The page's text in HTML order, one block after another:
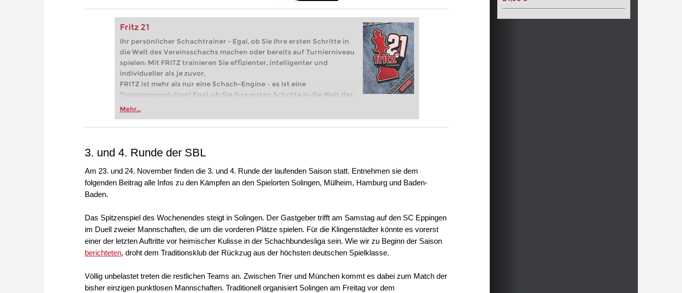
Fritz 21
Ihr persönlicher Schachtrainer - Egal, ob Sie Ihre ersten Schritte in
die Welt des Vereinsschachs machen oder bereits auf Turnierniveau
spielen: Mit FRITZ trainieren Sie effizienter, intelligenter und
individueller als je zuvor.
FRITZ ist mehr als nur eine Schach-Engine – es ist eine
Trainingsrevolution! Egal, ob Sie Ihre ersten Schritte in die Welt des
Vereinsschachs machen oder bereits auf Turnierniveau spielen: Mit
zuvor.
Mehr...
3. und 4. Runde der SBL
Am 23. und 24. November finden die 3. und 4. Runde der laufenden Saison statt. Entnehmen sie dem
folgenden Beitrag alle Infos zu den Kämpfen an den Spielorten Solingen, Mülheim, Hamburg und Baden-
Baden.
Das Spitzenspiel des Wochenendes steigt in Solingen. Der Gastgeber trifft am Samstag auf den SC Eppingen
im Duell zweier Mannschaften, die um die vorderen Plätze spielen. Für die Klingenstädter könnte es vorerst
einer der letzten Auftritte vor heimischer Kulisse in der Schachbundesliga sein. Wie wir zu Beginn der Saison
berichteten, droht dem Traditionsklub der Rückzug aus der höchsten deutschen Spielklasse.
Völlig unbelastet treten die restlichen Teams an. Zwischen Trier und München kommt es dabei zum Match der
bisher einzigen punktlosen Mannschaften. Traditionell organisiert Solingen am Freitag vor dem